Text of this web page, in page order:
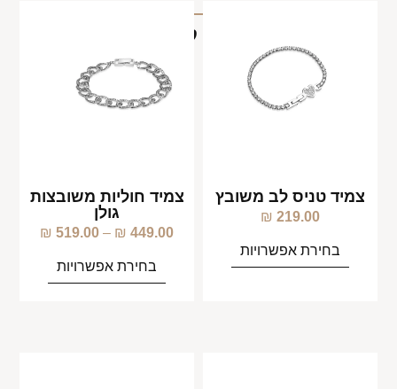
מוצרים קשורים
צמיד טניס לב משובץ
219.00
₪
בחירת אפשרויות
צמיד חוליות משובצות
גולן
449.00
₪
–
519.00
₪
בחירת אפשרויות